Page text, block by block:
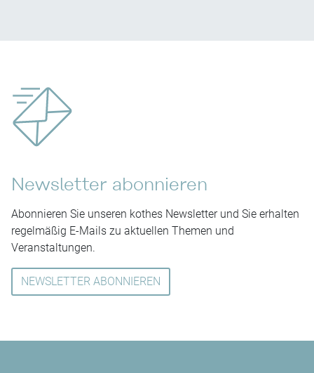
Newsletter abonnieren
Abonnieren Sie unseren kothes Newsletter und Sie erhalten
regelmäßig E-Mails zu aktuellen Themen und
Veranstaltungen.
NEWSLETTER ABONNIEREN